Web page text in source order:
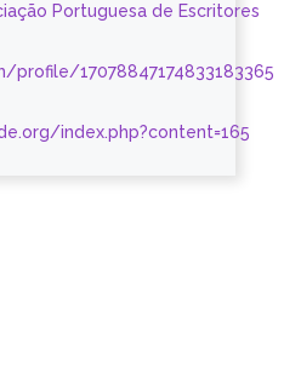
Portuguesa de Escritores
17078847174833183365
index.php?content=165